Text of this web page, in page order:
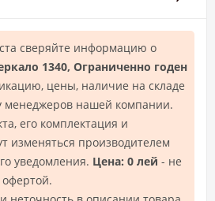
сверяйте информацию о
1340, Ограниченно годен
цены, наличие на складе
менеджеров нашей компании.
его комплектация и
изменяться производителем
уведомления. Цена: 0 лей - не